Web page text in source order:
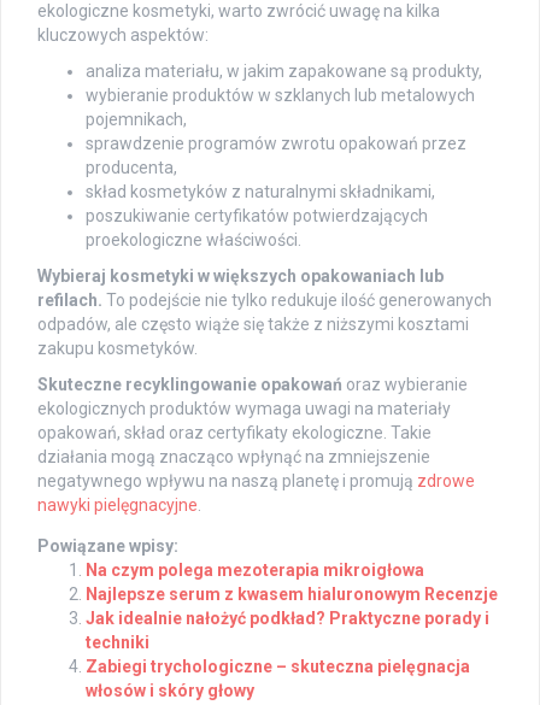
ekologiczne kosmetyki, warto zwrócić uwagę na kilka
kluczowych aspektów:
analiza materiału, w jakim zapakowane są produkty,
wybieranie produktów w szklanych lub metalowych
pojemnikach,
sprawdzenie programów zwrotu opakowań przez
producenta,
skład kosmetyków z naturalnymi składnikami,
poszukiwanie certyfikatów potwierdzających
proekologiczne właściwości.
Wybieraj kosmetyki w większych opakowaniach lub
refilach. To podejście nie tylko redukuje ilość generowanych
odpadów, ale często wiąże się także z niższymi kosztami
zakupu kosmetyków.
Skuteczne recyklingowanie opakowań oraz wybieranie
ekologicznych produktów wymaga uwagi na materiały
opakowań, skład oraz certyfikaty ekologiczne. Takie
działania mogą znacząco wpłynąć na zmniejszenie
negatywnego wpływu na naszą planetę i promują zdrowe
nawyki pielęgnacyjne
Powiązane wpisy:
Na czym polega mezoterapia mikroigłowa
Najlepsze serum z kwasem hialuronowym Recenzje
Jak idealnie nałożyć podkład? Praktyczne porady i
techniki
Zabiegi trychologiczne – skuteczna pielęgnacja
włosów i skóry głowy